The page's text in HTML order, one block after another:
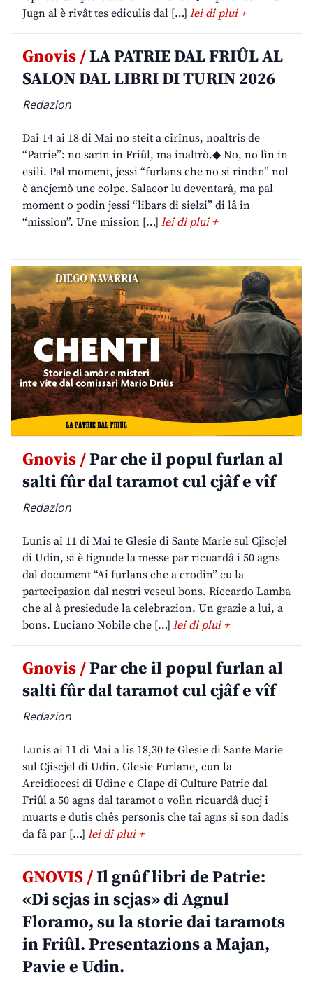
Jugn al è rivât tes ediculis dal […] lei di plui +
Gnovis /LA PATRIE DAL FRIÛL AL
SALON DAL LIBRI DI TURIN 2026
Redazion
Dai 14 ai 18 di Mai no steit a cirînus, noaltris de
“Patrie”: no sarin in Friûl, ma inaltrò.◆ No, no lìn in
esili. Pal moment, jessi “furlans che no si rindin” nol
è ancjemò une colpe. Salacor lu deventarà, ma pal
moment o podin jessi “libars di sielzi” di lâ in
“mission”. Une mission […] lei di plui +
Gnovis /Par che il popul furlan al
salti fûr dal taramot cul cjâf e vîf
Redazion
Lunis ai 11 di Mai te Glesie di Sante Marie sul Cjiscjel
di Udin, si è tignude la messe par ricuardâ i 50 agns
dal document “Ai furlans che a crodin” cu la
partecipazion dal nestri vescul bons. Riccardo Lamba
che al à presiedude la celebrazion. Un grazie a lui, a
bons. Luciano Nobile che […] lei di plui +
Gnovis /Par che il popul furlan al
salti fûr dal taramot cul cjâf e vîf
Redazion
Lunis ai 11 di Mai a lis 18,30 te Glesie di Sante Marie
sul Cjiscjel di Udin. Glesie Furlane, cun la
Arcidiocesi di Udine e Clape di Culture Patrie dal
Friûl a 50 agns dal taramot o volìn ricuardâ ducj i
muarts e dutis chês personis che tai agns si son dadis
da fâ par […] lei di plui +
GNOVIS /Il gnûf libri de Patrie:
«Di scjas in scjas» di Agnul
Floramo, su la storie dai taramots
in Friûl. Presentazions a Majan,
Pavie e Udin.